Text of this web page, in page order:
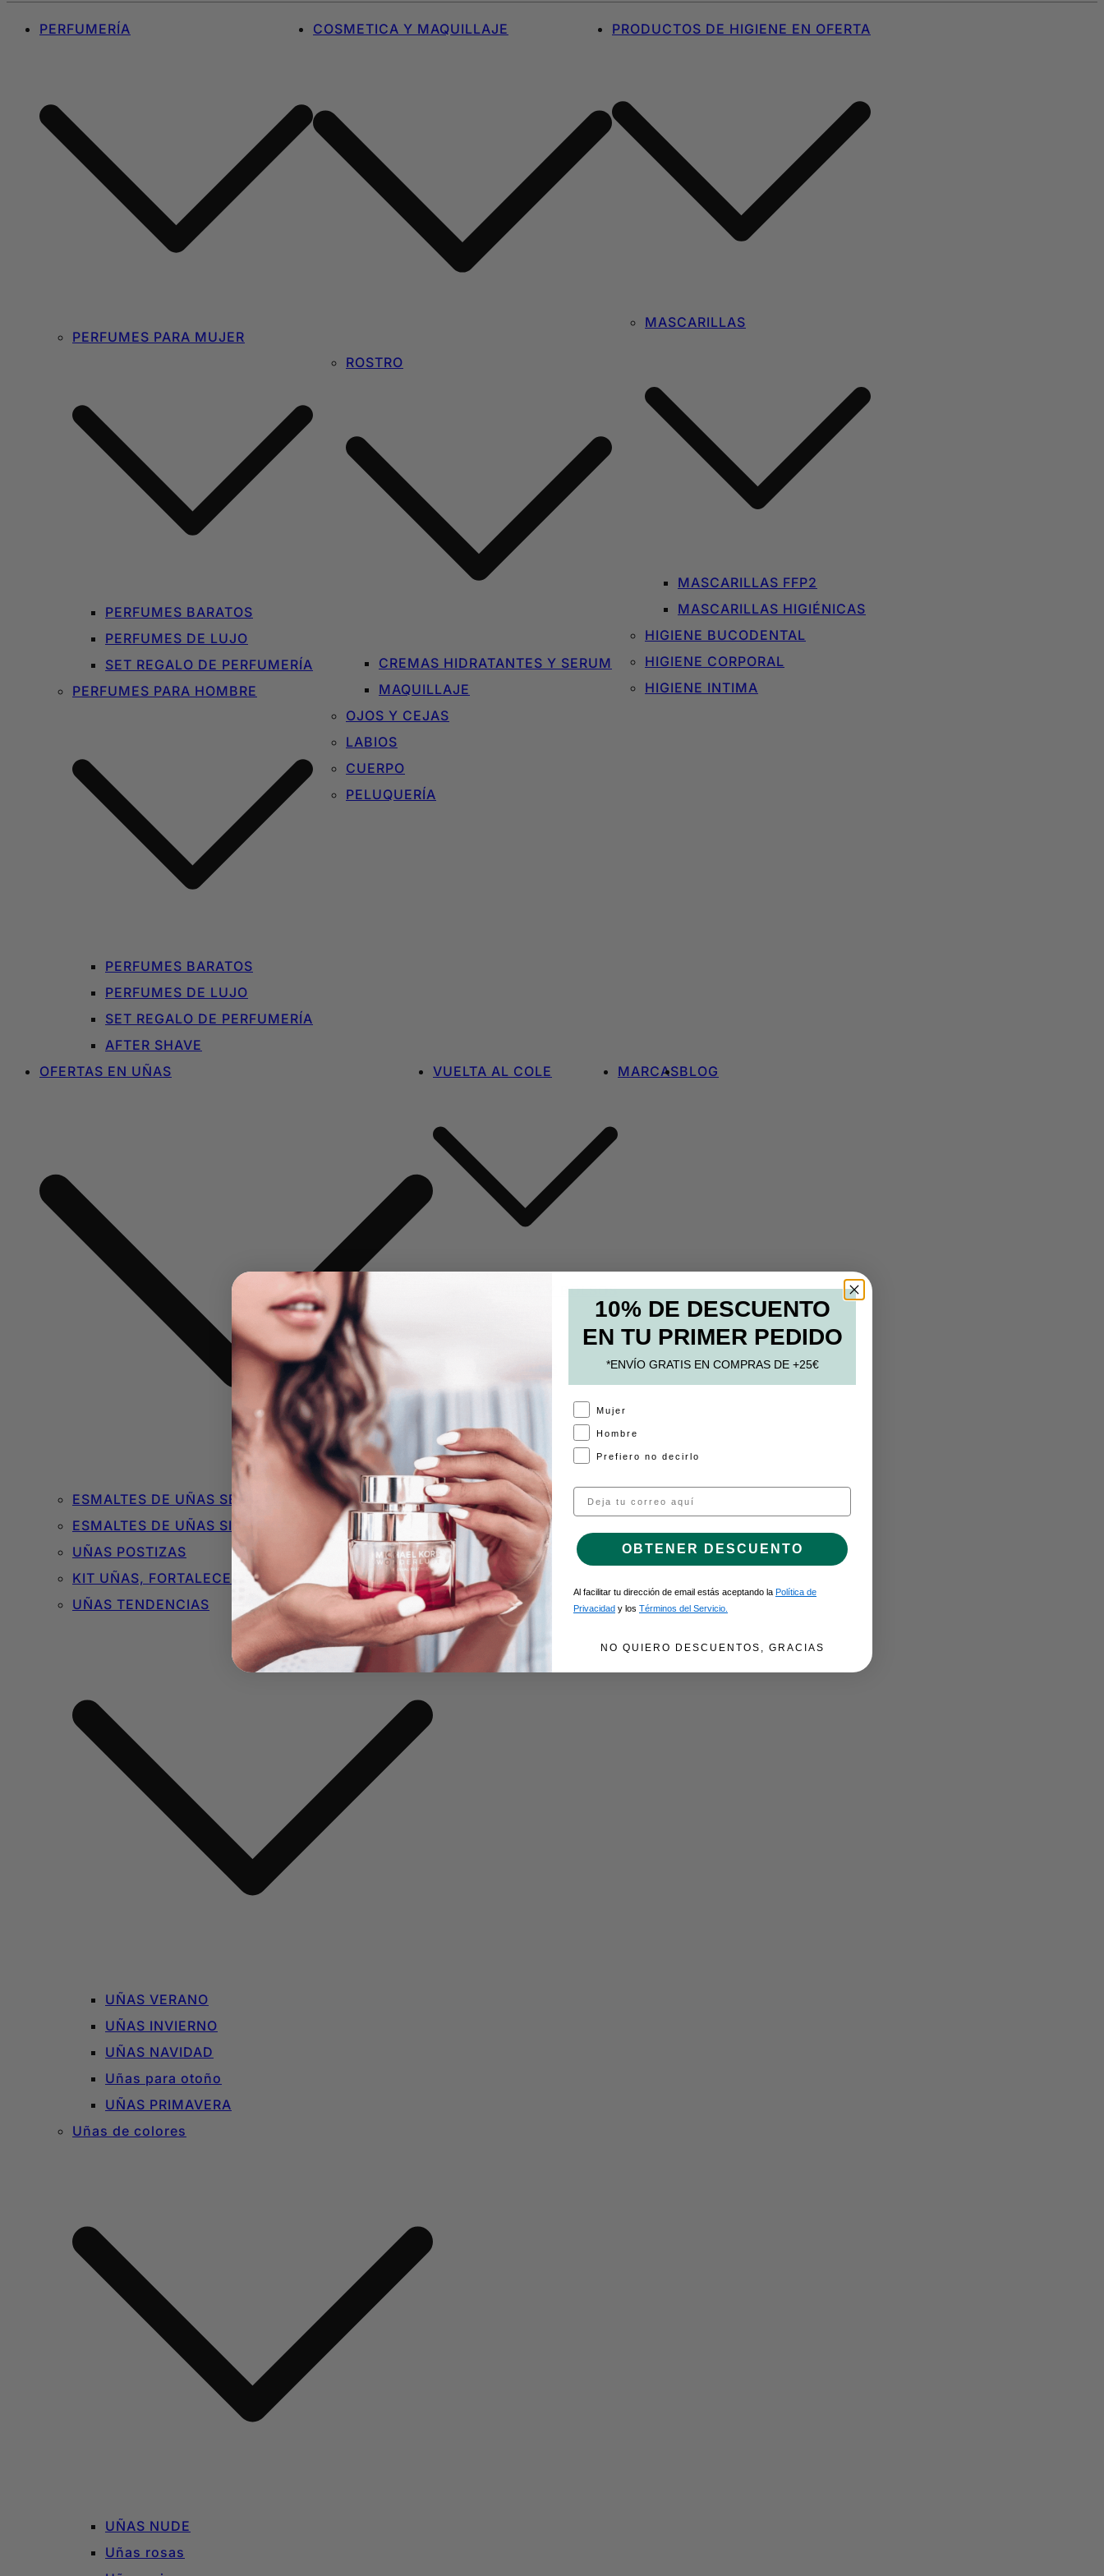
PERFUMERÍA
PERFUMES PARA MUJER
PERFUMES BARATOS
PERFUMES DE LUJO
SET REGALO DE PERFUMERÍA
PERFUMES PARA HOMBRE
PERFUMES BARATOS
PERFUMES DE LUJO
SET REGALO DE PERFUMERÍA
AFTER SHAVE
COSMETICA Y MAQUILLAJE
ROSTRO
CREMAS HIDRATANTES Y SERUM
MAQUILLAJE
OJOS Y CEJAS
LABIOS
CUERPO
PELUQUERÍA
PRODUCTOS DE HIGIENE EN OFERTA
MASCARILLAS
MASCARILLAS FFP2
MASCARILLAS HIGIÉNICAS
HIGIENE BUCODENTAL
HIGIENE CORPORAL
HIGIENE INTIMA
OFERTAS EN UÑAS
ESMALTES DE UÑAS SEMIPERMANENTES O DE GEL
ESMALTES DE UÑAS SIN TÓXICOS
UÑAS POSTIZAS
KIT UÑAS, FORTALECEDORES Y BÁSICOS
UÑAS TENDENCIAS
UÑAS VERANO
UÑAS INVIERNO
UÑAS NAVIDAD
Uñas para otoño
UÑAS PRIMAVERA
Uñas de colores
UÑAS NUDE
Uñas rosas
VUELTA AL COLE
MOCHILAS Y BOLSOS
MARCASBLOG
10% DE DESCUENTO
EN TU PRIMER PEDIDO
*ENVÍO GRATIS EN COMPRAS DE +25€
A Mujer
Hombre
Prefiero no decirlo
Email
OBTENER DESCUENTO
Al facilitar tu dirección de email estás aceptando la Política de
Privacidad y los Términos del Servicio.
NO QUIERO DESCUENTOS, GRACIAS